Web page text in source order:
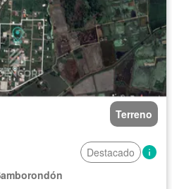
Terreno
Destacado